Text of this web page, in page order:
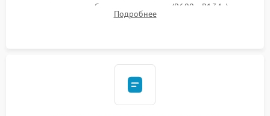
дозированным объемом хладагента (R600a, R134a) по
электронным весам. Контроль рабочего давления в системе.
Подробнее